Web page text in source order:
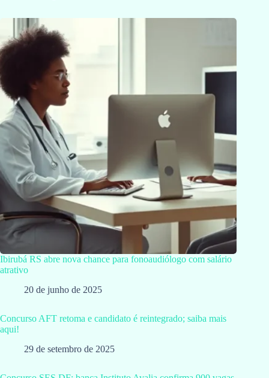
Ibirubá RS abre nova chance para fonoaudiólogo com salário
atrativo
20 de junho de 2025
Concurso AFT retoma e candidato é reintegrado; saiba mais
aqui!
29 de setembro de 2025